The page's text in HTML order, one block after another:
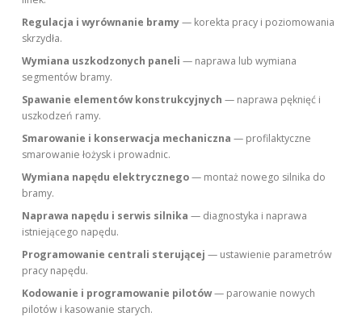
Regulacja i wyrównanie bramy— korekta pracy i poziomowania
skrzydła.
Wymiana uszkodzonych paneli — naprawa lub wymiana
segmentów bramy.
Spawanie elementów konstrukcyjnych — naprawa pęknięć i
uszkodzeń ramy.
Smarowanie i konserwacja mechaniczna — profilaktyczne
smarowanie łożysk i prowadnic.
Wymiana napędu elektrycznego— montaż nowego silnika do
bramy.
Naprawa napędu i serwis silnika — diagnostyka i naprawa
istniejącego napędu.
Programowanie centrali sterującej — ustawienie parametrów
pracy napędu.
Kodowanie i programowanie pilotów— parowanie nowych
pilotów i kasowanie starych.